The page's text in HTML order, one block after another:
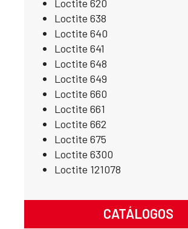
Loctite 620
Loctite 638
Loctite 640
Loctite 641
Loctite 648
Loctite 649
Loctite 660
Loctite 661
Loctite 662
Loctite 675
Loctite 6300
Loctite 121078
CATÁLOGOS